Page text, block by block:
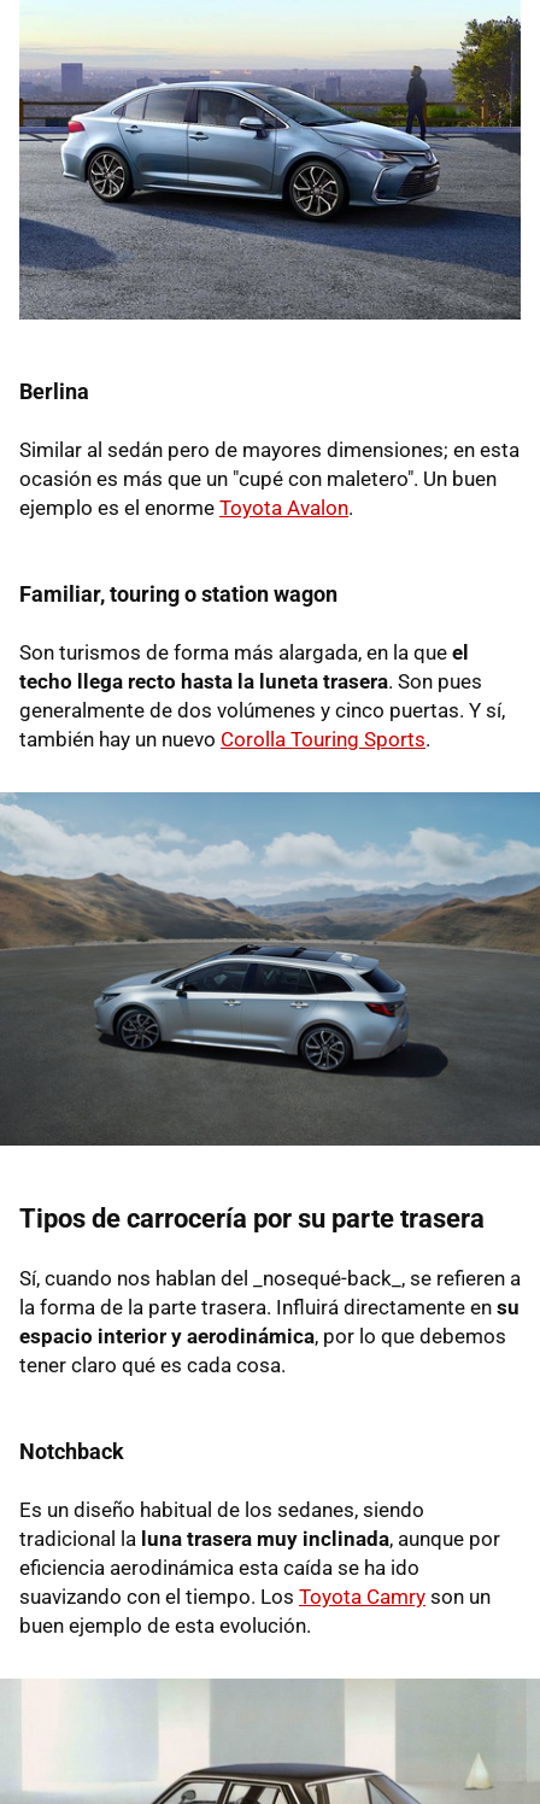
Berlina
Similar al sedán pero de mayores dimensiones; en esta
ocasión es más que un "cupé con maletero". Un buen
ejemplo es el enorme Toyota Avalon.
Familiar, touring o station wagon
Son turismos de forma más alargada, en la que el
techo llega recto hasta la luneta trasera. Son pues
generalmente de dos volúmenes y cinco puertas. Y sí,
también hay un nuevo Corolla Touring Sports.
Tipos de carrocería por su parte trasera
Sí, cuando nos hablan del _nosequé-back_, se refieren a
la forma de la parte trasera. Influirá directamente en su
espacio interior y aerodinámica, por lo que debemos
tener claro qué es cada cosa.
Notchback
Es un diseño habitual de los sedanes, siendo
tradicional la luna trasera muy inclinada, aunque por
eficiencia aerodinámica esta caída se ha ido
suavizando con el tiempo. Los Toyota Camry son un
buen ejemplo de esta evolución.